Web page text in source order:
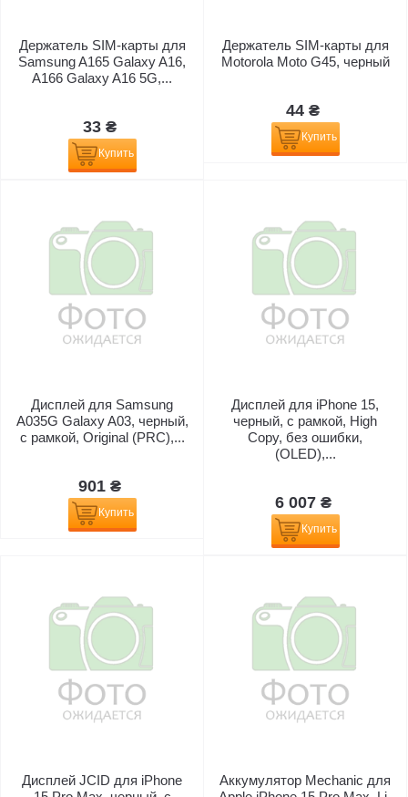
Держатель SIM-карты для
Samsung A165 Galaxy A16,
A166 Galaxy A16 5G,...
33 ₴
Купить
Держатель SIM-карты для
Motorola Moto G45, черный
44 ₴
Купить
Дисплей для Samsung
A035G Galaxy A03, черный,
с рамкой, Original (PRC),...
901 ₴
Купить
Дисплей для iPhone 15,
черный, с рамкой, High
Copy, без ошибки,
(OLED),...
6 007 ₴
Купить
Дисплей JCID для iPhone
Аккумулятор Mechanic для